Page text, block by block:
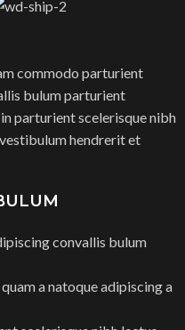
commodo parturient
bulum parturient
parturient scelerisque nibh
hendrerit et
convallis bulum
a natoque adipiscing a